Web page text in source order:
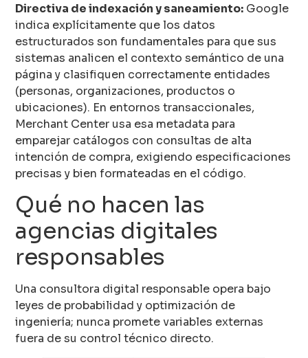
Directiva de indexación y saneamiento: Google
indica explícitamente que los datos
estructurados son fundamentales para que sus
sistemas analicen el contexto semántico de una
página y clasifiquen correctamente entidades
(personas, organizaciones, productos o
ubicaciones). En entornos transaccionales,
Merchant Center usa esa metadata para
emparejar catálogos con consultas de alta
intención de compra, exigiendo especificaciones
precisas y bien formateadas en el código.
Qué no hacen las
agencias digitales
responsables
Una consultora digital responsable opera bajo
leyes de probabilidad y optimización de
ingeniería; nunca promete variables externas
fuera de su control técnico directo.